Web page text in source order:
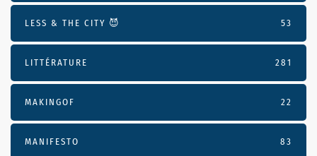
LESS & THE CITY 😈 53
LITTÉRATURE 281
MAKINGOF 22
MANIFESTO 83